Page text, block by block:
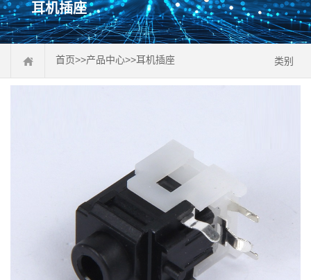
耳机插座
首页>>产品中心>>耳机插座 类别